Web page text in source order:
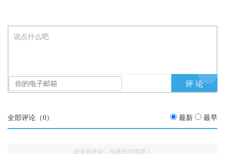
说点什么吧
全部评论（0） 最新 最早
还没有评论，快来抢沙发吧！